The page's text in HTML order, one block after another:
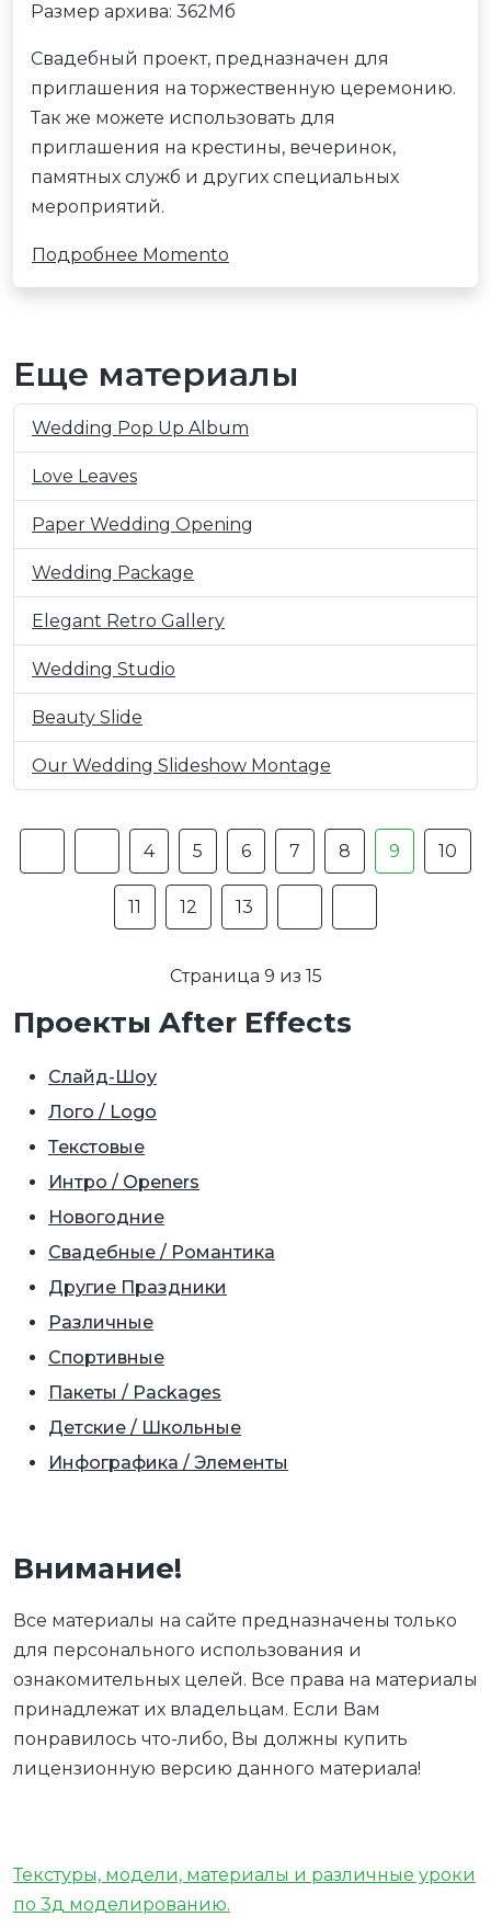
Размер архива: 362Мб
Свадебный проект, предназначен для
приглашения на торжественную церемонию.
Так же можете использовать для
приглашения на крестины, вечеринок,
памятных служб и других специальных
мероприятий.
Подробнее Momento
Еще материалы
Wedding Pop Up Album
Love Leaves
Paper Wedding Opening
Wedding Package
Elegant Retro Gallery
Wedding Studio
Beauty Slide
Our Wedding Slideshow Montage
4 5 6 7 8 9 10
11 12 13
Страница 9 из 15
Проекты After Effects
Слайд-Шоу
Лого / Logo
Текстовые
Интро / Openers
Новогодние
Свадебные / Романтика
Другие Праздники
Различные
Спортивные
Пакеты / Packages
Детские / Школьные
Инфографика / Элементы
Внимание!
Все материалы на сайте предназначены только
для персонального использования и
ознакомительных целей. Все права на материалы
принадлежат их владельцам. Если Вам
понравилось что-либо, Вы должны купить
лицензионную версию данного материала!
Текстуры, модели, материалы и различные уроки
по 3д моделированию.